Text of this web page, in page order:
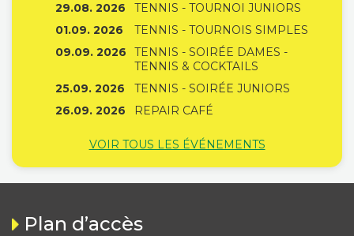
29.08. 2026
TENNIS - TOURNOI JUNIORS
01.09. 2026
TENNIS - TOURNOIS SIMPLES
09.09. 2026
TENNIS - SOIRÉE DAMES -
TENNIS & COCKTAILS
25.09. 2026
TENNIS - SOIRÉE JUNIORS
26.09. 2026
REPAIR CAFÉ
VOIR TOUS LES ÉVÉNEMENTS
Plan d’accès